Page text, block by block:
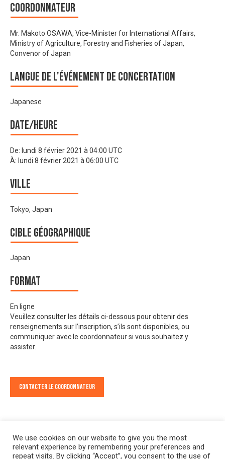
Coordonnateur
Mr. Makoto OSAWA, Vice-Minister for International Affairs,
Ministry of Agriculture, Forestry and Fisheries of Japan,
Convenor of Japan
Langue de l'événement de Concertation
Japanese
Date/heure
De: lundi 8 février 2021 à 04:00 UTC
À: lundi 8 février 2021 à 06:00 UTC
Ville
Tokyo, Japan
Cible géographique
Japan
Format
En ligne
Veuillez consulter les détails ci-dessous pour obtenir des
renseignements sur l’inscription, s’ils sont disponibles, ou
communiquer avec le coordonnateur si vous souhaitez y
assister.
Contacter le Coordonnateur
We use cookies on our website to give you the most
relevant experience by remembering your preferences and
repeat visits. By clicking “Accept”, you consent to the use of